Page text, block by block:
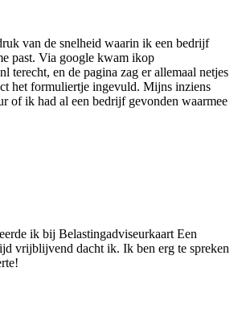
van de snelheid waarin ik een bedrijf
past. Via google kwam ikop
terecht, en de pagina zag er allemaal netjes
het formuliertje ingevuld. Mijns inziens
of ik had al een bedrijf gevonden waarmee
ik bij Belastingadviseurkaart Een
vrijblijvend dacht ik. Ik ben erg te spreken